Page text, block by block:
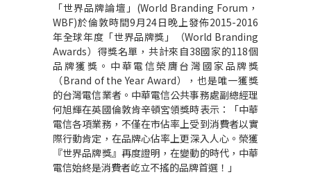
「世界品牌論壇」(World Branding Forum，
WBF)於倫敦時間9月24日晚上發佈2015-2016
年全球年度「世界品牌獎」（World Branding
Awards）得獎名單，共計來自38國家的118個
品牌獲獎。中華電信榮膺台灣國家品牌獎
（Brand of the Year Award），也是唯一獲獎
的台灣電信業者。中華電信公共事務處副總經理
何旭輝在英國倫敦肯辛頓宮領獎時表示：「中華
電信各項業務，不僅在市佔率上受到消費者以實
際行動肯定，在品牌心佔率上更深入人心。榮獲
『世界品牌獎』再度證明，在變動的時代，中華
電信始終是消費者屹立不搖的品牌首選！」